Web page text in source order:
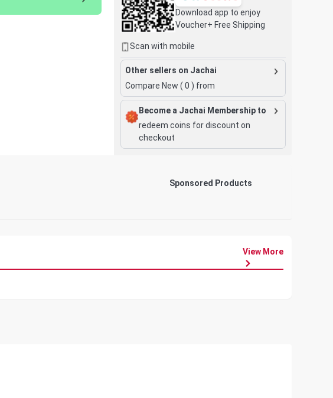
Download app to enjoy
Voucher+ Free Shipping
Scan with mobile
Other sellers on Jachai
Compare New (0 ) from
Become a Jachai Membership to
redeem coins for discount on
checkout
Sponsored Products
View More